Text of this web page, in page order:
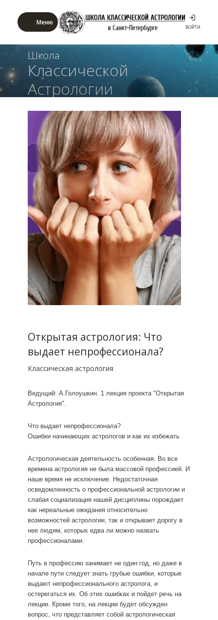
Меню
ВОЙТИ
Школа
Классической
Астрологии
Открытая астрология: Что
выдает непрофессионала?
Классическая астрология
Ведущий: А.Голоушкин. 1 лекция проекта "Открытая
Астрология".
Что выдает непрофессионала?
Ошибки начинающих астрологов и как их избежать
Астрологическая деятельность особенная. Во все
времена астрология не была массовой профессией. И
наше время не исключение. Недостаточная
осведомленность о профессиональной астрологии и
слабая социализация нашей дисциплины порождает
как нереальные ожидания относительно
возможностей астрологии, так и открывает дорогу в
нее людям, которых едва ли можно назвать
профессионалами.
Путь в профессию занимает не один год, но даже в
начале пути следует знать грубые ошибки, которые
выдают непрофессионального астролога, и
остерегаться их. Об этих ошибках и пойдет речь на
лекции. Кроме того, на лекции будет обсужден
вопрос, что представляет собой астрологическая